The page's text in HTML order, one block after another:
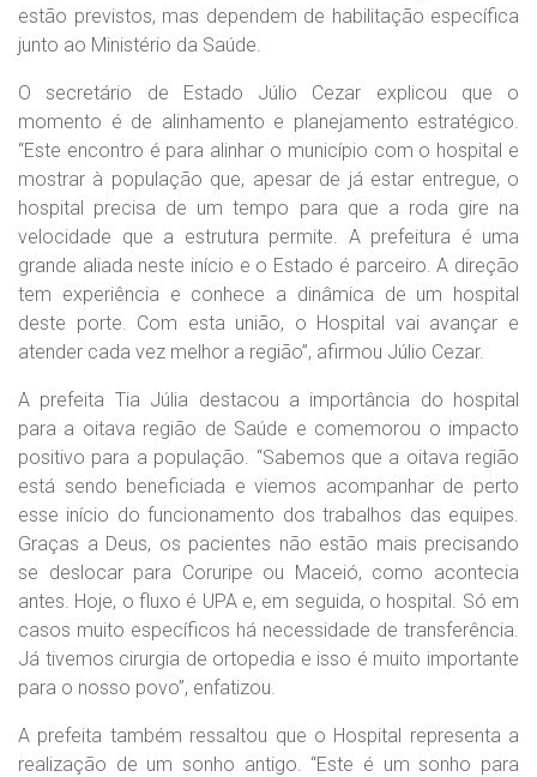
estão previstos, mas dependem de habilitação específica
junto ao Ministério da Saúde.
O secretário de Estado Júlio Cezar explicou que o
momento é de alinhamento e planejamento estratégico.
“Este encontro é para alinhar o município com o hospital e
mostrar à população que, apesar de já estar entregue, o
hospital precisa de um tempo para que a roda gire na
velocidade que a estrutura permite. A prefeitura é uma
grande aliada neste início e o Estado é parceiro. A direção
tem experiência e conhece a dinâmica de um hospital
deste porte. Com esta união, o Hospital vai avançar e
atender cada vez melhor a região”, afirmou Júlio Cezar.
A prefeita Tia Júlia destacou a importância do hospital
para a oitava região de Saúde e comemorou o impacto
positivo para a população. “Sabemos que a oitava região
está sendo beneficiada e viemos acompanhar de perto
esse início do funcionamento dos trabalhos das equipes.
Graças a Deus, os pacientes não estão mais precisando
se deslocar para Coruripe ou Maceió, como acontecia
antes. Hoje, o fluxo é UPA e, em seguida, o hospital. Só em
casos muito específicos há necessidade de transferência.
Já tivemos cirurgia de ortopedia e isso é muito importante
para o nosso povo”, enfatizou.
A prefeita também ressaltou que o Hospital representa a
realização de um sonho antigo. “Este é um sonho para